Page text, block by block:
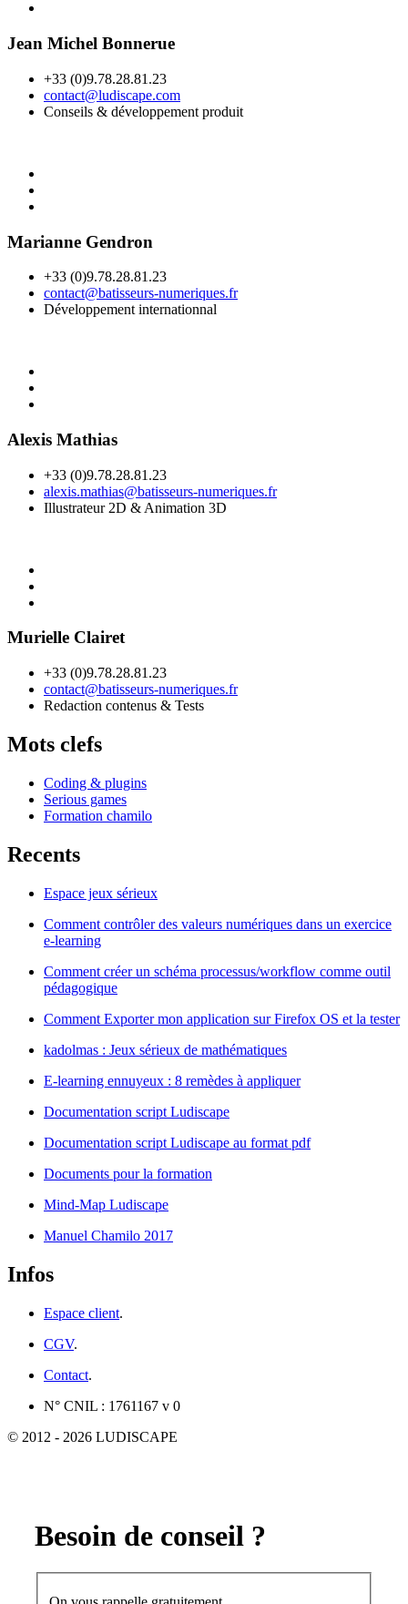
Jean Michel Bonnerue
+33 (0)9.78.28.81.23
contact@ludiscape.com
Conseils & développement produit
Marianne Gendron
+33 (0)9.78.28.81.23
contact@batisseurs-numeriques.fr
Développement internationnal
Alexis Mathias
+33 (0)9.78.28.81.23
alexis.mathias@batisseurs-numeriques.fr
Illustrateur 2D & Animation 3D
Murielle Clairet
+33 (0)9.78.28.81.23
contact@batisseurs-numeriques.fr
Redaction contenus & Tests
Mots clefs
Coding & plugins
Serious games
Formation chamilo
Recents
Espace jeux sérieux
Comment contrôler des valeurs numériques dans un exercice
e-learning
Comment créer un schéma processus/workflow comme outil
pédagogique
Comment Exporter mon application sur Firefox OS et la tester
kadolmas : Jeux sérieux de mathématiques
E-learning ennuyeux : 8 remèdes à appliquer
Documentation script Ludiscape
Documentation script Ludiscape au format pdf
Documents pour la formation
Mind-Map Ludiscape
Manuel Chamilo 2017
Infos
Espace client.
CGV.
Contact.
N° CNIL : 1761167 v 0
© 2012 - 2026 LUDISCAPE
Besoin de conseil ?